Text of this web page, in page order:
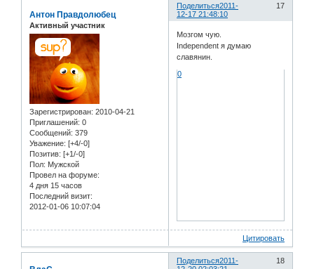
Поделиться 17
2011-
12-17 21:48:10
Антон Правдолюбец
Активный участник
Зарегистрирован: 2010-04-21
Приглашений: 0
Сообщений: 379
Уважение: [+4/-0]
Позитив: [+1/-0]
Пол: Мужской
Провел на форуме:
4 дня 15 часов
Последний визит:
2012-01-06 10:07:04
Мозгом чую.
Independent я думаю
славянин.
0
Цитировать
Поделиться 18
2011-